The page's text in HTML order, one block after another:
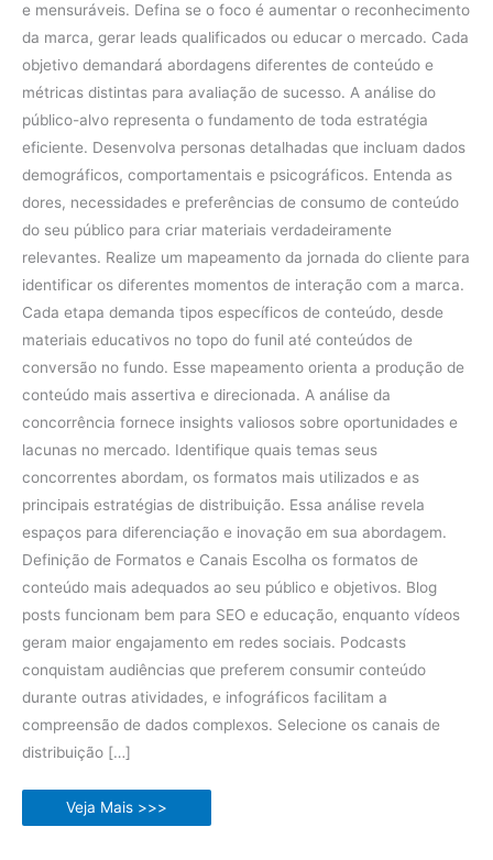
e mensuráveis. Defina se o foco é aumentar o reconhecimento
da marca, gerar leads qualificados ou educar o mercado. Cada
objetivo demandará abordagens diferentes de conteúdo e
métricas distintas para avaliação de sucesso. A análise do
público-alvo representa o fundamento de toda estratégia
eficiente. Desenvolva personas detalhadas que incluam dados
demográficos, comportamentais e psicográficos. Entenda as
dores, necessidades e preferências de consumo de conteúdo
do seu público para criar materiais verdadeiramente
relevantes. Realize um mapeamento da jornada do cliente para
identificar os diferentes momentos de interação com a marca.
Cada etapa demanda tipos específicos de conteúdo, desde
materiais educativos no topo do funil até conteúdos de
conversão no fundo. Esse mapeamento orienta a produção de
conteúdo mais assertiva e direcionada. A análise da
concorrência fornece insights valiosos sobre oportunidades e
lacunas no mercado. Identifique quais temas seus
concorrentes abordam, os formatos mais utilizados e as
principais estratégias de distribuição. Essa análise revela
espaços para diferenciação e inovação em sua abordagem.
Definição de Formatos e Canais Escolha os formatos de
conteúdo mais adequados ao seu público e objetivos. Blog
posts funcionam bem para SEO e educação, enquanto vídeos
geram maior engajamento em redes sociais. Podcasts
conquistam audiências que preferem consumir conteúdo
durante outras atividades, e infográficos facilitam a
compreensão de dados complexos. Selecione os canais de
distribuição […]
Como
criar
Veja Mais >>>